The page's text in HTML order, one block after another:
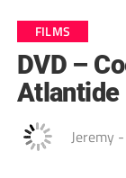
FILMS
DVD –
Atlantide
Jeremy -